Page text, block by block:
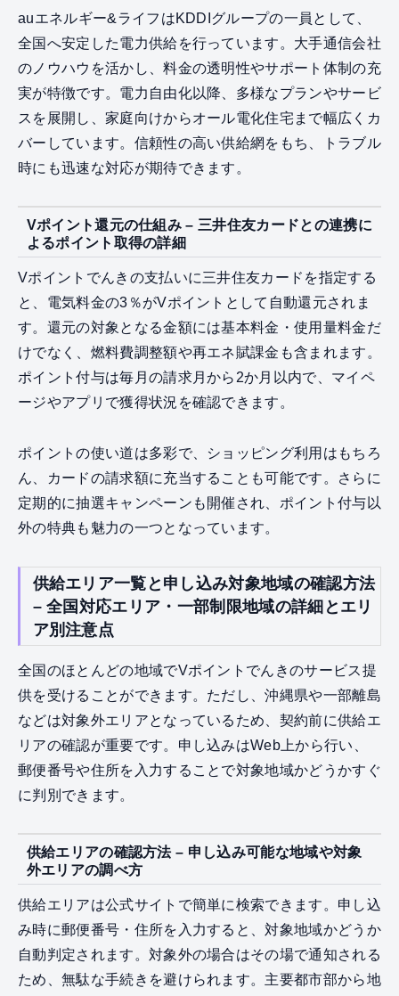
auエネルギー&ライフはKDDIグループの一員として、
全国へ安定した電力供給を行っています。大手通信会社
のノウハウを活かし、料金の透明性やサポート体制の充
実が特徴です。電力自由化以降、多様なプランやサービ
スを展開し、家庭向けからオール電化住宅まで幅広くカ
バーしています。信頼性の高い供給網をもち、トラブル
時にも迅速な対応が期待できます。
Vポイント還元の仕組み – 三井住友カードとの連携に
よるポイント取得の詳細
Vポイントでんきの支払いに三井住友カードを指定する
と、電気料金の3％がVポイントとして自動還元されま
す。還元の対象となる金額には基本料金・使用量料金だ
けでなく、燃料費調整額や再エネ賦課金も含まれます。
ポイント付与は毎月の請求月から2か月以内で、マイペ
ージやアプリで獲得状況を確認できます。
ポイントの使い道は多彩で、ショッピング利用はもちろ
ん、カードの請求額に充当することも可能です。さらに
定期的に抽選キャンペーンも開催され、ポイント付与以
外の特典も魅力の一つとなっています。
供給エリア一覧と申し込み対象地域の確認方法
– 全国対応エリア・一部制限地域の詳細とエリ
ア別注意点
全国のほとんどの地域でVポイントでんきのサービス提
供を受けることができます。ただし、沖縄県や一部離島
などは対象外エリアとなっているため、契約前に供給エ
リアの確認が重要です。申し込みはWeb上から行い、
郵便番号や住所を入力することで対象地域かどうかすぐ
に判別できます。
供給エリアの確認方法 – 申し込み可能な地域や対象
外エリアの調べ方
供給エリアは公式サイトで簡単に検索できます。申し込
み時に郵便番号・住所を入力すると、対象地域かどうか
自動判定されます。対象外の場合はその場で通知される
ため、無駄な手続きを避けられます。主要都市部から地